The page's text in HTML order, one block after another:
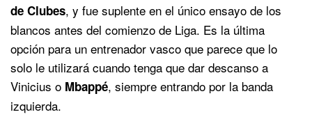
de Clubes, y fue suplente en el único ensayo de los
blancos antes del comienzo de Liga. Es la última
opción para un entrenador vasco que parece que lo
solo le utilizará cuando tenga que dar descanso a
Vinicius o Mbappé, siempre entrando por la banda
izquierda.